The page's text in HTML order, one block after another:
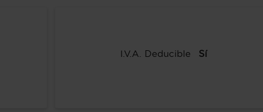
I.V.A. Deducible Sí